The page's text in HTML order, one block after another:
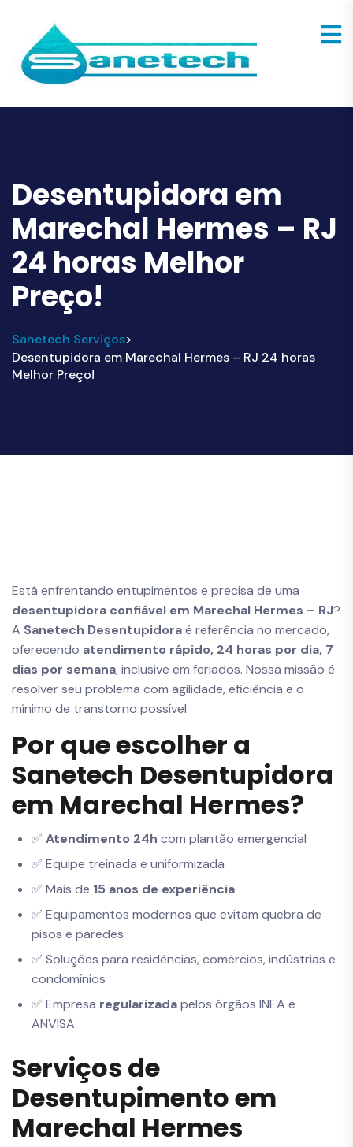
Desentupidora em
Marechal Hermes – RJ
24 horas Melhor
Preço!
Sanetech Serviços>
Desentupidora em Marechal Hermes – RJ 24 horas
Melhor Preço!
Está enfrentando entupimentos e precisa de uma
desentupidora confiável em Marechal Hermes – RJ?
A Sanetech Desentupidoraé referência no mercado,
oferecendo atendimento rápido, 24 horas por dia, 7
dias por semana, inclusive em feriados. Nossa missão é
resolver seu problema com agilidade, eficiência e o
mínimo de transtorno possível.
Por que escolher a
Sanetech Desentupidora
em Marechal Hermes?
✅ Atendimento 24h com plantão emergencial
✅ Equipe treinada e uniformizada
✅ Mais de 15 anos de experiência
✅ Equipamentos modernos que evitam quebra de
pisos e paredes
✅ Soluções para residências, comércios, indústrias e
condomínios
✅ Empresa regularizadapelos órgãos INEA e
ANVISA
Serviços de
Desentupimento em
Marechal Hermes